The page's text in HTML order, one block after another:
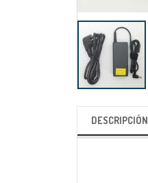
DESCRIPCIÓN